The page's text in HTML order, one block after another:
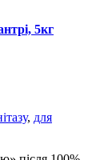
5кг
, для